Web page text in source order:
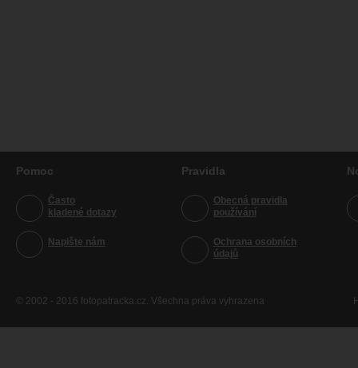
Pomoc
Často
kladené dotazy
Napište nám
Pravidla
Obecná pravidla
používání
Ochrana osobních
údajů
© 2002 - 2016 fotopatracka.cz. Všechna práva vyhrazena